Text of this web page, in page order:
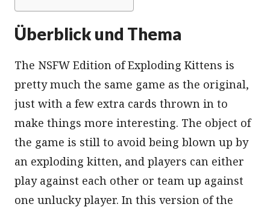
Überblick und Thema
The NSFW Edition of Exploding Kittens is
pretty much the same game as the original,
just with a few extra cards thrown in to
make things more interesting. The object of
the game is still to avoid being blown up by
an exploding kitten, and players can either
play against each other or team up against
one unlucky player. In this version of the